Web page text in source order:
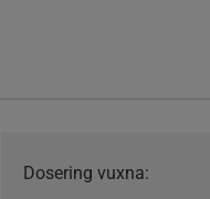
Dosering vuxna: